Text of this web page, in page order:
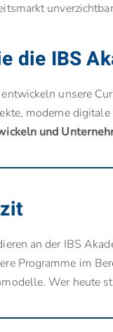
die IBS
unsere
moderne
und
an der IBS
Programme im
Wer heute